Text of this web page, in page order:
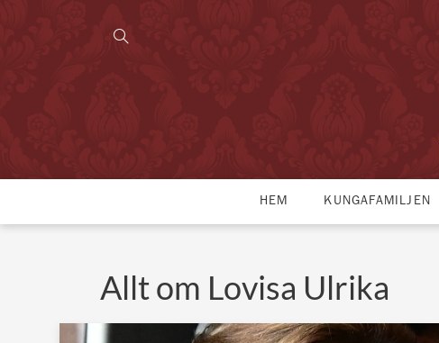
HEM KUNGAFAMILJEN
Allt om Lovisa Ulrika